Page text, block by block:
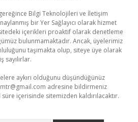
gereğince Bilgi Teknolojileri ve İletişim
bir Yer Sağlayıcı olarak hizmet
içerikleri proaktif olarak denetleme
bulunmamaktadır. Ancak, üyelerimiz
taşımakta olup, siteye üye olarak
sayılırlar.
aykırı olduğunu düşündüğünüz
adresine bildirmeniz
içerisinde sitemizden kaldırılacaktır.